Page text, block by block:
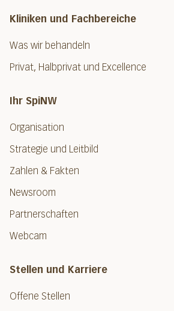
Kliniken und Fachbereiche
Was wir behandeln
Privat, Halbprivat und Excellence
Ihr SpiNW
Organisation
Strategie und Leitbild
Zahlen & Fakten
Newsroom
Partnerschaften
Webcam
Stellen und Karriere
Offene Stellen